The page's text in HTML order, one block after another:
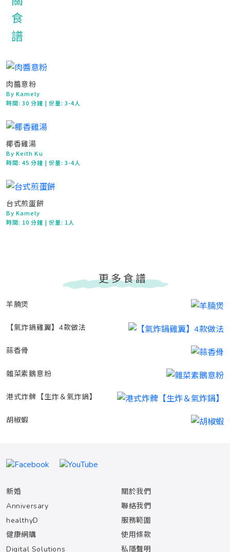
肉醬意粉
By Kamely
時間:30 分鐘 | 份量: 3-4人
椰香雞湯
By Keith Ku
時間:45 分鐘 | 份量: 3-4人
台式煎蛋餅
By Kamely
時間: 10 分鐘 | 份量: 1人
更多食譜
羊腩煲
【氣炸鍋雞翼】4款做法
蒜香骨
雜菜素鵝意粉
港式炸髀【生炸＆氣炸鍋】
胡椒蝦
新婚
Anniversary
healthyD
健康網購
Digital Solutions
關於我們
聯絡我們
服務範圍
使用條款
私隱聲明